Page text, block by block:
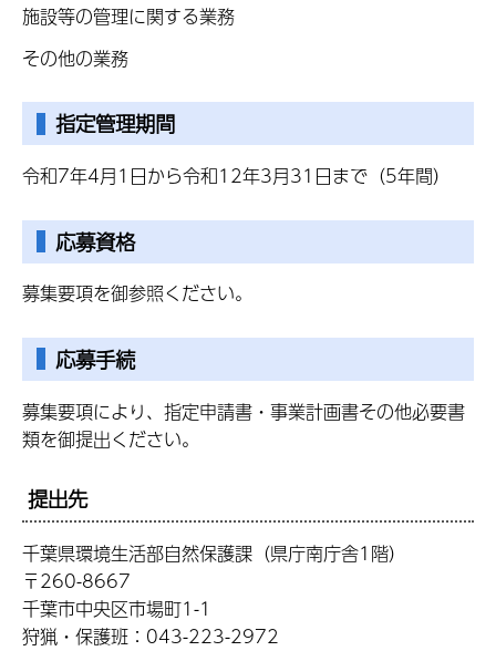
施設等の管理に関する業務
その他の業務
指定管理期間
令和7年4月1日から令和12年3月31日まで（5年間）
応募資格
募集要項を御参照ください。
応募手続
募集要項により、指定申請書・事業計画書その他必要書
類を御提出ください。
提出先
千葉県環境生活部自然保護課（県庁南庁舎1階）
〒260-8667
千葉市中央区市場町1-1
狩猟・保護班：043-223-2972